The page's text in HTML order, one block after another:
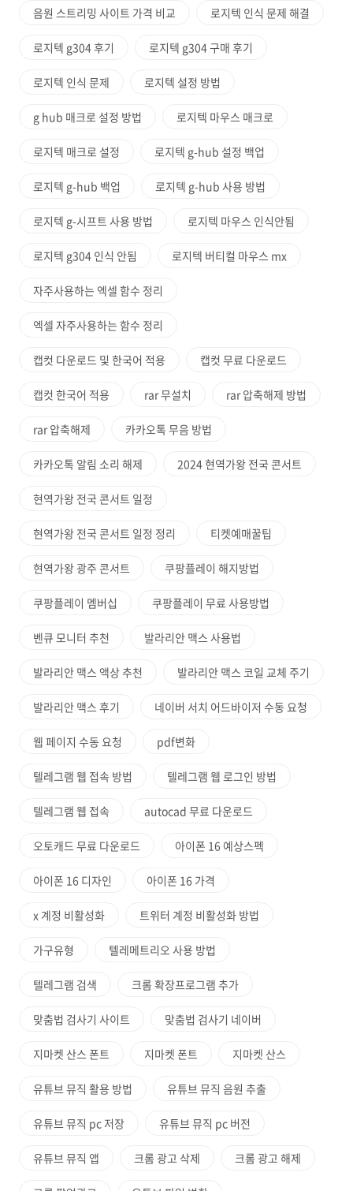
음원 스트리밍 사이트 가격 비교 로지텍 인식 문제 해결
로지텍 g304 후기 로지텍 g304 구매 후기
로지텍 인식 문제 로지텍 설정 방법
g hub 매크로 설정 방법 로지텍 마우스 매크로
로지텍 매크로 설정 로지텍 g-hub 설정 백업
로지텍 g-hub 백업 로지텍 g-hub 사용 방법
로지텍 g-시프트 사용 방법 로지텍 마우스 인식안됨
로지텍 g304 인식 안됨 로지텍 버티컬 마우스 mx
자주사용하는 엑셀 함수 정리
엑셀 자주사용하는 함수 정리
캡컷 다운로드 및 한국어 적용 캡컷 무료 다운로드
캡컷 한국어 적용 rar 무설치 rar 압축해제 방법
rar 압축해제 카카오톡 무음 방법
카카오톡 알림 소리 해제 2024 현역가왕 전국 콘서트
현역가왕 전국 콘서트 일정
현역가왕 전국 콘서트 일정 정리 티켓예매꿀팁
현역가왕 광주 콘서트 쿠팡플레이 해지방법
쿠팡플레이 멤버십 쿠팡플레이 무료 사용방법
벤큐 모니터 추천 발라리안 맥스 사용법
발라리안 맥스 액상 추천 발라리안 맥스 코일 교체 주기
발라리안 맥스 후기 네이버 서치 어드바이저 수동 요청
웹 페이지 수동 요청 pdf변화
텔레그램 웹 접속 방법 텔레그램 웹 로그인 방법
텔레그램 웹 접속 autocad 무료 다운로드
오토캐드 무료 다운로드 아이폰 16 예상스펙
아이폰 16 디자인 아이폰 16 가격
x 계정 비활성화 트위터 계정 비활성화 방법
가구유형 텔레메트리오 사용 방법
텔레그램 검색 크롬 확장프로그램 추가
맞춤법 검사기 사이트 맞춤법 검사기 네이버
지마켓 산스 폰트 지마켓 폰트 지마켓 산스
유튜브 뮤직 활용 방법 유튜브 뮤직 음원 추출
유튜브 뮤직 pc 저장 유튜브 뮤직 pc 버전
유튜브 뮤직 앱 크롬 광고 삭제 크롬 광고 해제